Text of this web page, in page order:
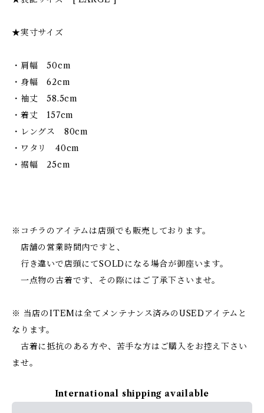
★実寸サイズ
・肩幅 50cm
・身幅 62cm
・袖丈 58.5cm
・着丈 157cm
・レングス 80cm
・ワタリ 40cm
・裾幅 25cm
※コチラのアイテムは店頭でも販売しております。
店舗の営業時間内ですと、
行き違いで店頭にてSOLDになる場合が御座います。
一点物の古着です、その際にはご了承下さいませ。
※ 当店のITEMは全てメンテナンス済みのUSEDアイテムと
なります。
古着に抵抗のある方や、苦手な方はご購入をお控え下さい
ませ。
International shipping available